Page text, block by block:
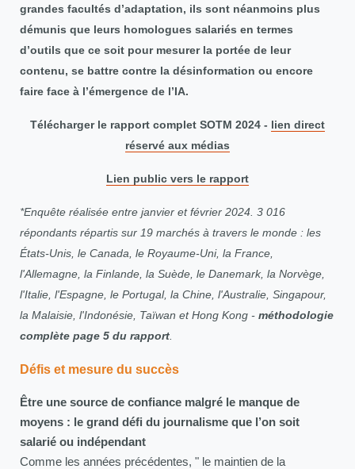
grandes facultés d’adaptation, ils sont néanmoins plus
démunis que leurs homologues salariés en termes
d’outils que ce soit pour mesurer la portée de leur
contenu, se battre contre la désinformation ou encore
faire face à l’émergence de l’IA.
Télécharger le rapport complet SOTM 2024 - lien direct
réservé aux médias
Lien public vers le rapport
*Enquête réalisée entre janvier et février 2024. 3 016
répondants répartis sur 19 marchés à travers le monde : les
États-Unis, le Canada, le Royaume-Uni, la France,
l'Allemagne, la Finlande, la Suède, le Danemark, la Norvège,
l'Italie, l'Espagne, le Portugal, la Chine, l'Australie, Singapour,
la Malaisie, l'Indonésie, Taïwan et Hong Kong - méthodologie
complète page 5 du rapport
Défis et mesure du succès
Être une source de confiance malgré le manque de
moyens : le grand défi du journalisme que l’on soit
salarié ou indépendant
Comme les années précédentes, " le maintien de la